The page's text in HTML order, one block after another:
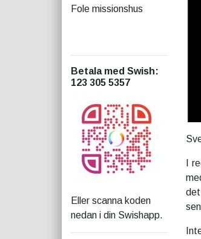
Fole missionshus
Betala med Swish:
123 305 5357
Eller scanna koden
nedan i din Swishapp.
I